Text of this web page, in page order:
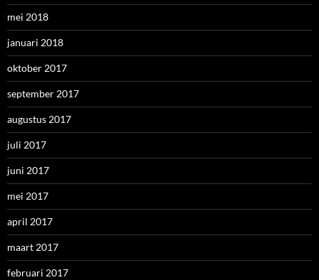
mei 2018
januari 2018
oktober 2017
september 2017
augustus 2017
juli 2017
juni 2017
mei 2017
april 2017
maart 2017
februari 2017